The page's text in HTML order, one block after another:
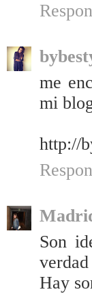
me
mi
http://
Son
Hay